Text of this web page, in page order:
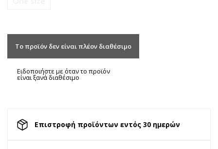
Το προϊόν δεν είναι πλέον διαθέσιμο
Ειδοποιήστε με όταν το προϊόν
είναι ξανά διαθέσιμο
Επιστροφή προϊόντων εντός 30 ημερών